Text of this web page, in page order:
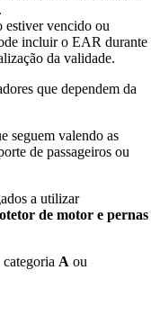
estiver vencido ou
incluir o EAR durante
da validade.
que dependem da
seguem valendo as
de passageiros ou
a utilizar
de motor e pernas
categoriaA ou